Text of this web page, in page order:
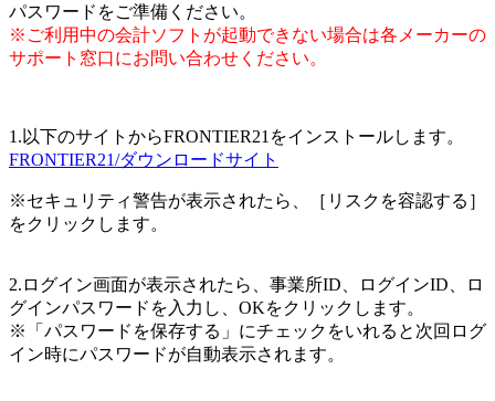
パスワードをご準備ください。
※ご利用中の会計ソフトが起動できない場合は各メーカーの
サポート窓口にお問い合わせください。
1.以下のサイトからFRONTIER21をインストールします。
FRONTIER21/ダウンロードサイト
※セキュリティ警告が表示されたら、［リスクを容認する］
をクリックします。
2.ログイン画面が表示されたら、事業所ID、ログインID、ロ
グインパスワードを入力し、OKをクリックします。
※「パスワードを保存する」にチェックをいれると次回ログ
イン時にパスワードが自動表示されます。